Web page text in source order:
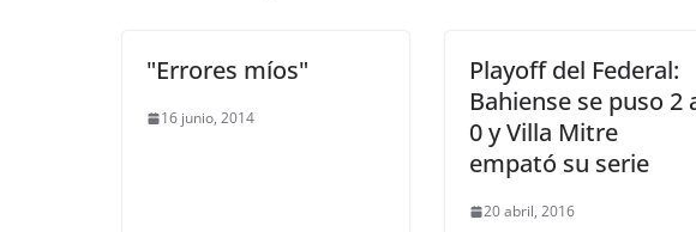
"Errores míos"
16 junio, 2014
Playoff del Federal:
Bahiense se puso 2
0 y Villa Mitre
empató su serie
20 abril, 2016